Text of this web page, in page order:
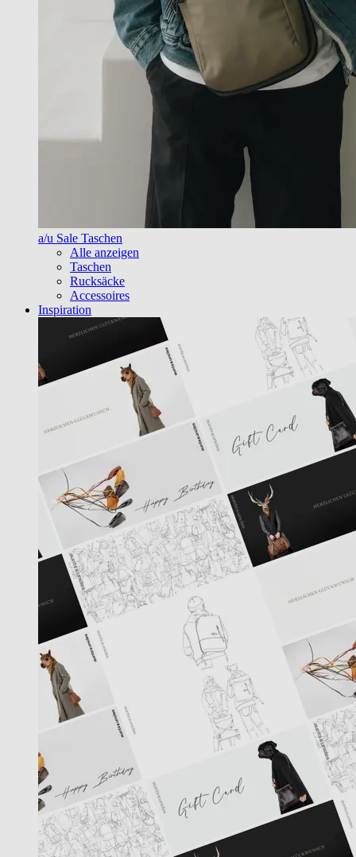
a/u Sale Taschen
Alle anzeigen
Taschen
Rucksäcke
Accessoires
Inspiration